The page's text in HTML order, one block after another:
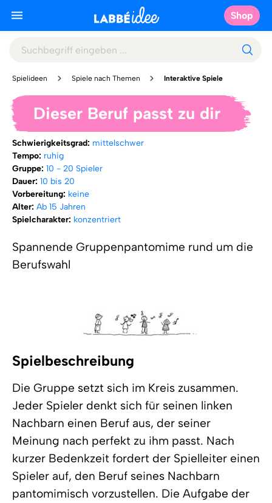
Shop
Spielideen Spiele nach Themen Interaktive Spiele
Dieser Beruf passt zu dir
Schwierigkeitsgrad: mittelschwer
Tempo: ruhig
Gruppe: 10 - 20 Spieler
Dauer: 10 bis 20
Vorbereitung: keine
Alter: Ab 15 Jahren
Spielcharakter: konzentriert
Spannende Gruppenpantomime rund um die
Berufswahl
Spielbeschreibung
Die Gruppe setzt sich im Kreis zusammen.
Jeder Spieler denkt sich für seinen linken
Nachbarn einen Beruf aus, der seiner
Meinung nach perfekt zu ihm passt. Nach
kurzer Bedenkzeit fordert der Spielleiter einen
Spieler auf, den Beruf seines Nachbarn
pantomimisch vorzustellen. Die Aufgabe der